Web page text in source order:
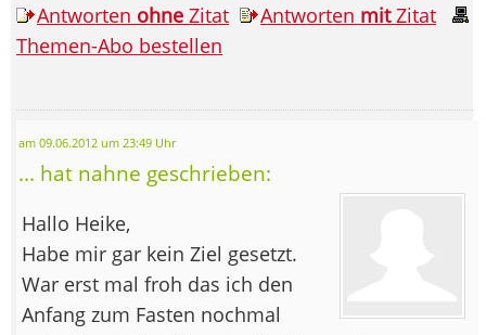
Antworten ohne Zitat Antworten mitZitat
Themen-Abo bestellen
am 09.06.2012 um 23:49 Uhr
... hat nahne geschrieben:
Hallo Heike,
Habe mir gar kein Ziel gesetzt.
War erst mal froh das ich den
Anfang zum Fasten nochmal